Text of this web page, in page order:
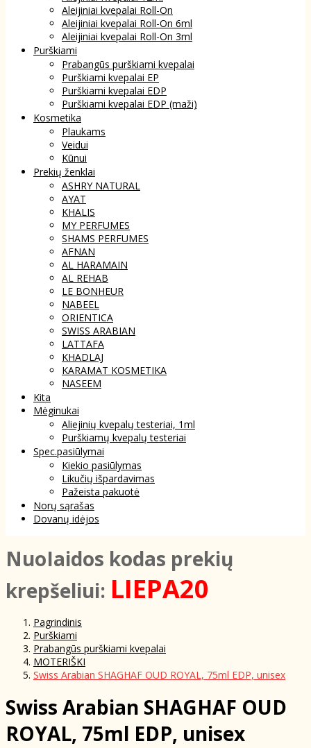
Aleijiniai kvepalai Roll-On
Aleijiniai kvepalai Roll-On 6ml
Aleijiniai kvepalai Roll-On 3ml
Purškiami
Prabangūs purškiami kvepalai
Purškiami kvepalai EP
Purškiami kvepalai EDP
Purškiami kvepalai EDP (maži)
Kosmetika
Plaukams
Veidui
Kūnui
Prekių ženklai
ASHRY NATURAL
AYAT
KHALIS
MY PERFUMES
SHAMS PERFUMES
AFNAN
AL HARAMAIN
AL REHAB
LE BONHEUR
NABEEL
ORIENTICA
SWISS ARABIAN
LATTAFA
KHADLAJ
KARAMAT KOSMETIKA
NASEEM
Kita
Mėginukai
Aliejinių kvepalų testeriai, 1ml
Purškiamų kvepalų testeriai
Spec.pasiūlymai
Kiekio pasiūlymas
Likučių išpardavimas
Pažeista pakuotė
Norų sąrašas
Dovanų idėjos
NuoIaidos kodas prekių
krepšeliui: LIEPA20
Pagrindinis
Purškiami
Prabangūs purškiami kvepalai
MOTERIŠKI
Swiss Arabian SHAGHAF OUD ROYAL, 75ml EDP, unisex
Swiss Arabian SHAGHAF OUD
ROYAL, 75ml EDP, unisex